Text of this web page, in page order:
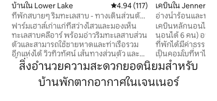
บ้านใน Lower Lake คะแนนเฉลี่ย 4.94 จาก 5, 117 รีวิว
4.94 (117)
ที่พักสบายๆ ริมทะเลสาบ - ทางเดินส่วนตัว
และชายหาด
ฟาร์มเฮาส์เก่าแก่ที่สว่างไสวและมองเห็น
ทะเลสาบคลีอาร์ พร้อมอ่าวริมทะเลสาบส่วน
ตัวและสามารถใช้ชายหาดและท่าเรือรวม
อีกแห่งได้ วิวทิวทัศน์ เส้นทางส่วนตัว และ
พื้นที่รวมกลุ่มในร่มและกลางแจ้งที่กว้าง
ขวางเหมาะสำหรับการผ่อนคลายร่วมกัน
เพลิดเพลินกับมื้ออาหารบนระเบียงที่มี
เคบินใน Jenner
อ่างน้ำร้อนและห่า
การเดินป่าเพียงไมิ
เคบินหลักนอนได้
นอนได้ 6 คน) อนุญ
ที่พักได้มีค่าธรรมเนียม ทำเลที่ตั้ง!
เป็นคอมโบที่หาไ
ที่เงียบสงบพร้อม
ใครเทียบได้ตั้งอยู่ในเจนเน
นอกลานบ้านเป็นร้
สิ่งอำนวยความสะดวกยอดนิยมสำหรับ
บ้านพักตากอากาศในเจนเนอร์